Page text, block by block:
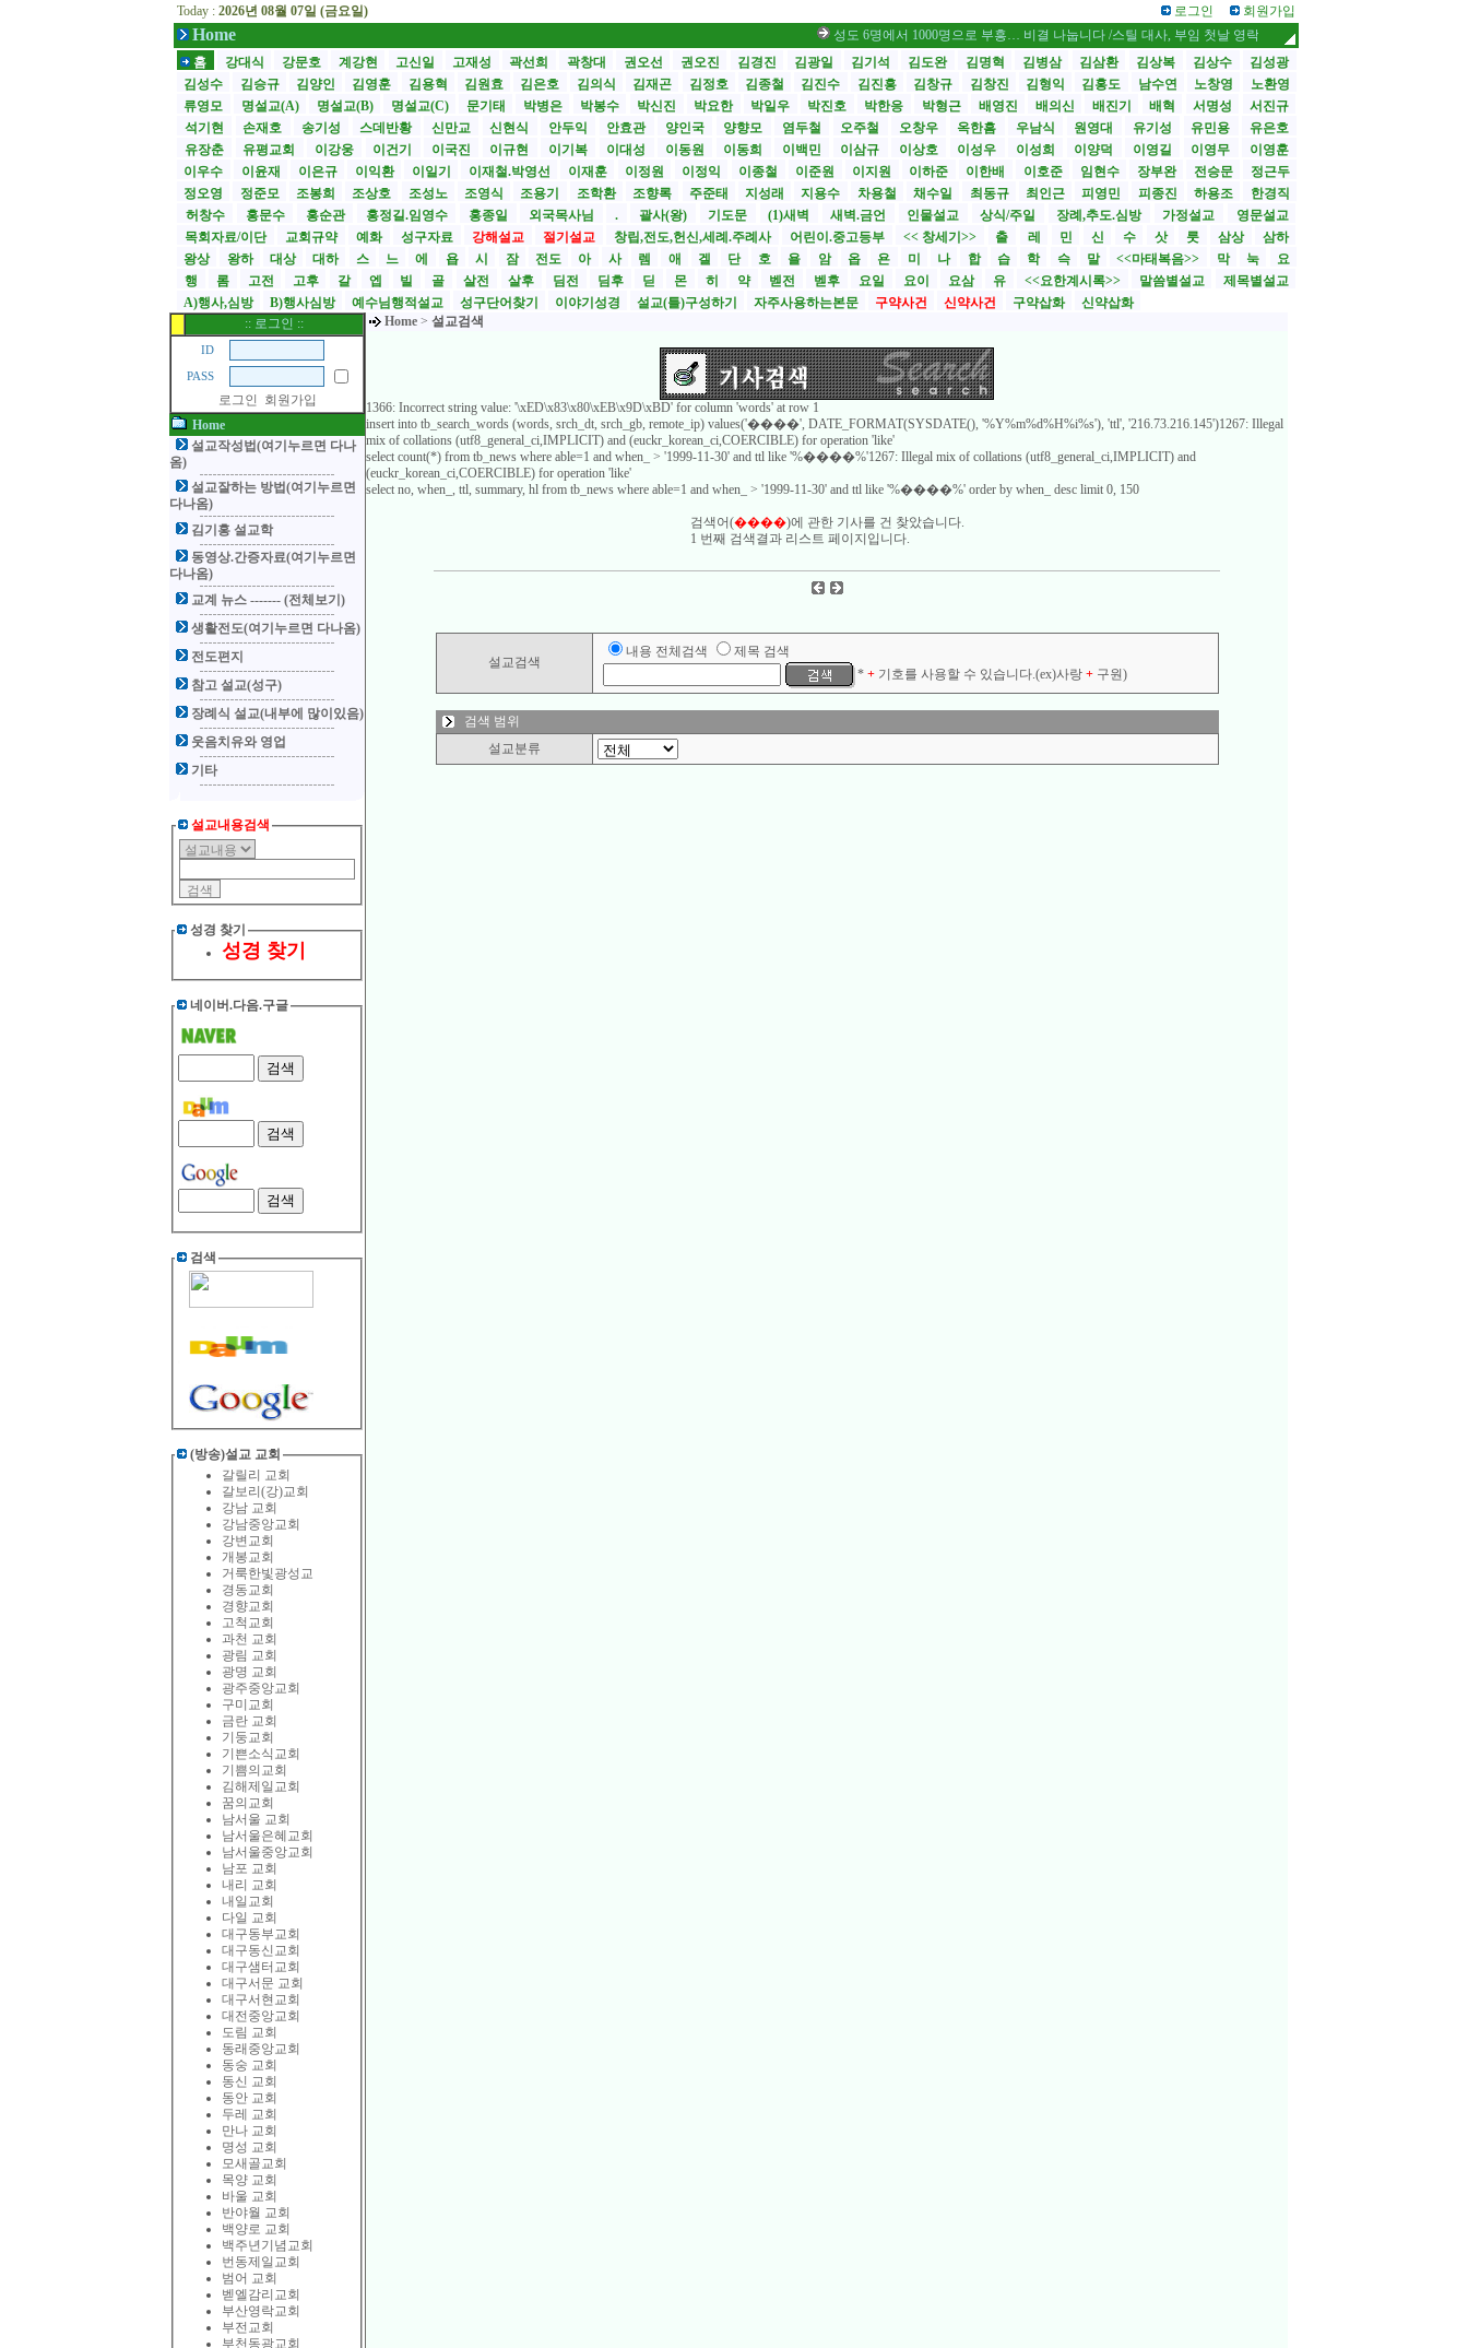
Today : 2026년 08월 07일 (금요일) 로그인 회원가입
Home 성도 6명에서 1000명으로 부흥… 비결 나눕니다 /스틸 대사, 부임 첫날 영락교회 방문
홈
강대식 강문호 계강현 고신일 고재성 곽선희 곽창대 권오선 권오진 김경진 김광일 김기석 김도완 김명혁 김병삼 김삼환 김상복 김상수
김성광
김성수
김승규 김양인 김영훈 김용혁 김원효 김은호 김의식 김재곤 김정호 김종철 김진수 김진흥 김창규 김창진 김형익 김홍도 남수연 노창영
노환영
류영모
명설교(A) 명설교(B) 명설교(C) 문기태 박병은 박봉수 박신진 박요한 박일우 박진호 박한응 박형근 배영진 배의신 배진기 배혁 서명성
서진규
석기현
손재호 송기성 스데반황 신만교 신현식 안두익 안효관 양인국 양향모 염두철 오주철 오창우 옥한흠 우남식 원영대 유기성 유민용
유은호
유장춘
유평교회 이강웅 이건기 이국진 이규현 이기복 이대성 이동원 이동희 이백민 이삼규 이상호 이성우 이성희 이양덕 이영길 이영무
이영훈
이우수
이윤재 이은규 이익환 이일기 이재철.박영선 이재훈 이정원 이정익 이종철 이준원 이지원 이하준 이한배 이호준 임현수 장부완 전승문
정근두
정오영
정준모 조봉희 조상호 조성노 조영식 조용기 조학환 조향록 주준태 지성래 지용수 차용철 채수일 최동규 최인근 피영민 피종진 하용조
한경직
허창수
홍문수 홍순관 홍정길.임영수 홍종일 외국목사님 . 괄사(왕) 기도문 (1)새벽 새벽.금언 인물설교 상식/주일 장례,추도.심방 가정설교
영문설교
목회자료/이단
교회규약 예화 성구자료 강해설교 절기설교 창립,전도,헌신,세례.주례사 어린이.중고등부 << 창세기>> 출 레 민 신 수 삿 룻 삼상
삼하
왕상
왕하 대상 대하 스 느 에 욥 시 잠 전도 아 사 렘 애 겔 단 호 욜 암 옵 욘 미 나 합 습 학 슥 말 <<마태복음>> 막 눅
요
행
롬 고전 고후 갈 엡 빌 골 살전 살후 딤전 딤후 딛 몬 히 약 벧전 벧후 요일 요이 요삼 유 <<요한계시록>> 말씀별설교
제목별설교
A)행사,심방
B)행사심방 예수님행적설교 성구단어찾기 이야기성경 설교(틀)구성하기 자주사용하는본문 구약사건 신약사건 구약삽화
신약삽화
:: 로그인 ::
ID
PASS
로그인
회원가입
Home
설교작성법(여기누르면 다나
옴)
설교잘하는 방법(여기누르면
다나옴)
김기홍 설교학
동영상.간증자료(여기누르면
다나옴)
교계 뉴스 ------- (전체보기)
생활전도(여기누르면 다나옴)
전도편지
참고 설교(성구)
장례식 설교(내부에 많이있음)
웃음치유와 영업
기타
설교내용검색
성경 찾기
성경 찾기
네이버.다음.구글
검색
(방송)설교 교회
갈릴리 교회
갈보리(강)교회
강남 교회
강남중앙교회
강변교회
개봉교회
거룩한빛광성교
경동교회
경향교회
고척교회
과천 교회
광림 교회
광명 교회
광주중앙교회
구미교회
금란 교회
기둥교회
기쁜소식교회
기쁨의교회
김해제일교회
꿈의교회
남서울 교회
남서울은혜교회
남서울중앙교회
남포 교회
내리 교회
내일교회
다일 교회
대구동부교회
대구동신교회
대구샘터교회
대구서문 교회
대구서현교회
대전중앙교회
도림 교회
동래중앙교회
동숭 교회
동신 교회
동안 교회
두레 교회
만나 교회
명성 교회
모새골교회
목양 교회
바울 교회
반야월 교회
백양로 교회
백주년기념교회
번동제일교회
범어 교회
벧엘감리교회
부산영락교회
부전교회
부천동광교회
Home > 설교검색
1366: Incorrect string value: '\xED\x83\x80\xEB\x9D\xBD' for column 'words' at row 1
insert into tb_search_words (words, srch_dt, srch_gb, remote_ip) values('����', DATE_FORMAT(SYSDATE(), '%Y%m%d%H%i%s'), 'ttl', '216.73.216.145')1267: Illegal
mix of collations (utf8_general_ci,IMPLICIT) and (euckr_korean_ci,COERCIBLE) for operation 'like'
select count(*) from tb_news where able=1 and when_ > '1999-11-30' and ttl like '%����%'1267: Illegal mix of collations (utf8_general_ci,IMPLICIT) and
(euckr_korean_ci,COERCIBLE) for operation 'like'
select no, when_, ttl, summary, hl from tb_news where able=1 and when_ > '1999-11-30' and ttl like '%����%' order by when_ desc limit 0, 150
검색어(����)에 관한 기사를 건 찾았습니다.
1 번째 검색결과 리스트 페이지입니다.
설교검색
내용 전체검색
제목 검색
* +기호를 사용할 수 있습니다.(ex)사랑 +구원)
검색 범위
설교분류